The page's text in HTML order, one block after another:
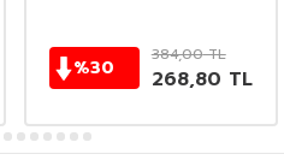
%30
384,00TL
268,80 TL